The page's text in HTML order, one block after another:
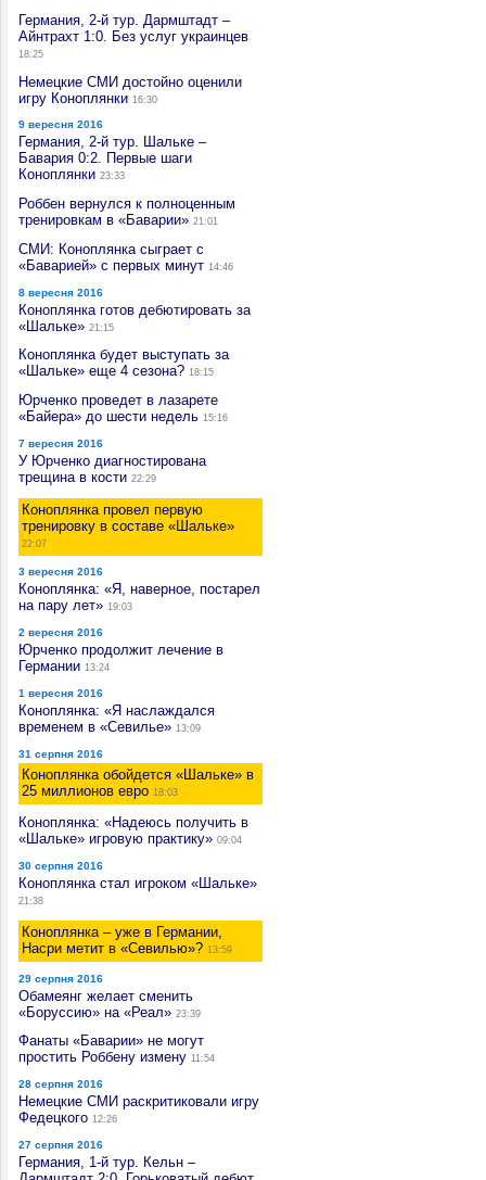
Германия, 2-й тур. Дармштадт –
Айнтрахт 1:0. Без услуг украинцев
18:25
Немецкие СМИ достойно оценили
игру Коноплянки 16:30
9 вересня 2016
Германия, 2-й тур. Шальке –
Бавария 0:2. Первые шаги
Коноплянки 23:33
Роббен вернулся к полноценным
тренировкам в «Баварии» 21:01
СМИ: Коноплянка сыграет с
«Баварией» с первых минут 14:46
8 вересня 2016
Коноплянка готов дебютировать за
«Шальке» 21:15
Коноплянка будет выступать за
«Шальке» еще 4 сезона? 18:15
Юрченко проведет в лазарете
«Байера» до шести недель 15:16
7 вересня 2016
У Юрченко диагностирована
трещина в кости 22:29
Коноплянка провел первую
тренировку в составе «Шальке»
22:07
3 вересня 2016
Коноплянка: «Я, наверное, постарел
на пару лет» 19:03
2 вересня 2016
Юрченко продолжит лечение в
Германии 13:24
1 вересня 2016
Коноплянка: «Я наслаждался
временем в «Севилье» 13:09
31 серпня 2016
Коноплянка обойдется «Шальке» в
25 миллионов евро 18:03
Коноплянка: «Надеюсь получить в
«Шальке» игровую практику» 09:04
30 серпня 2016
Коноплянка стал игроком «Шальке»
21:38
Коноплянка – уже в Германии,
Насри метит в «Севилью»? 13:59
29 серпня 2016
Обамеянг желает сменить
«Боруссию» на «Реал» 23:39
Фанаты «Баварии» не могут
простить Роббену измену 11:54
28 серпня 2016
Немецкие СМИ раскритиковали игру
Федецкого 12:26
27 серпня 2016
Германия, 1-й тур. Кельн –